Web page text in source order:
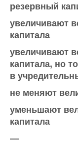
резервный
увеличивают
капитала
увеличивают
капитала, но
в
не меняют
уменьшают
капитала
—